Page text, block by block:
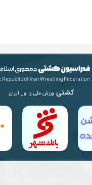
کشتی ورزش ملی و اول ایران